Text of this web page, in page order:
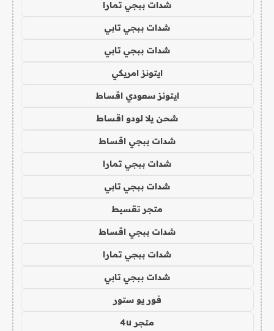
شدات ببجي تمارا
شدات ببجي تابي
شدات ببجي تابي
ايتونز امريكي
ايتونز سعودي اقساط
شحن يلا لودو اقساط
شدات ببجي اقساط
شدات ببجي تمارا
شدات ببجي تابي
متجر تقسيط
شدات ببجي اقساط
شدات ببجي تمارا
شدات ببجي تابي
فور يو ستور
متجر 4u